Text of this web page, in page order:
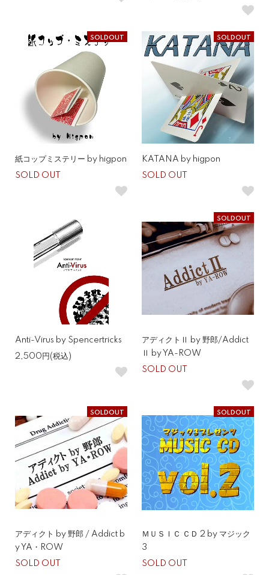
SOLDOUT
紙コップミステリー by higpon
SOLD OUT
SOLDOUT
KATANA by higpon
SOLD OUT
Anti-Virus by Spencertricks
2,500円(税込)
SOLDOUT
アディクトⅡ by 野郎/Addict
Ⅱ by YA-ROW
SOLD OUT
SOLDOUT
アディクト by 野郎 / Addict b
y YA・ROW
SOLD OUT
SOLDOUT
ＭＵＳＩＣ ＣＤ 2 by マジック
3
SOLD OUT